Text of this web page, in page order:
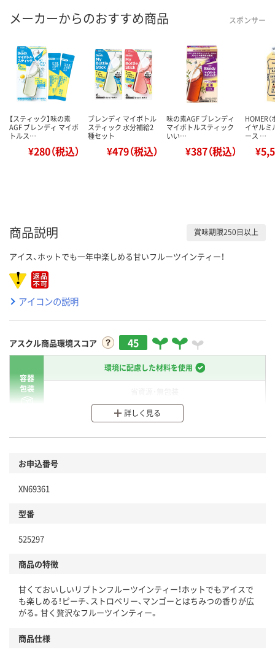
メーカーからのおすすめ商品 スポンサー
【スティック】味の素
AGF ブレンディ マイボ
トルス…
¥280（税込）
ブレンディ マイボトル
スティック 水分補給2
種セット
¥479（税込）
味の素AGF ブレンディ
マイボトルスティック
いい…
¥387（税込）
HOMER（
イヤルミ
ース …
商品説明 賞味期限250日以上
アイス、ホットでも一年中楽しめる甘いフルーツインティー！
アイコンの説明
アスクル商品環境スコア 45
容器
包装
環境に配慮した材料を使用
分別・リサイクルしやすい設計
本体
仕組
この商品の環境配慮ポイントです。下記商品詳細「
アスクル商品環境スコア詳細／加点項目
」で確認できます。
詳しく見る
お申込番号
XN69361
型番
525297
商品の特徴
甘くておいしいリプトンフルーツインティー！ホットでもアイスで
も楽しめる！ピーチ、ストロベリー、マンゴーとはちみつの香りが広
がる。甘く贅沢なフルーツインティー。
商品仕様